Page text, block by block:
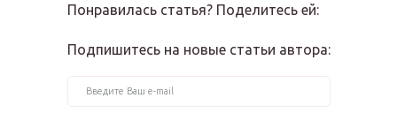
Понравилась статья? Поделитесь ей:
Подпишитесь на новые статьи автора: